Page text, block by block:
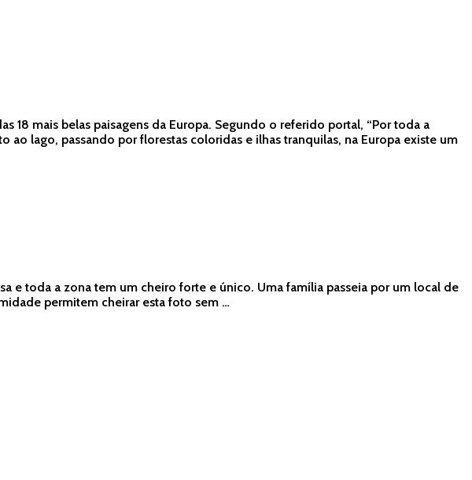
18 mais belas paisagens da Europa. Segundo o referido portal, “Por toda a
ao lago, passando por florestas coloridas e ilhas tranquilas, na Europa existe um
e toda a zona tem um cheiro forte e único. Uma família passeia por um local de
permitem cheirar esta foto sem …